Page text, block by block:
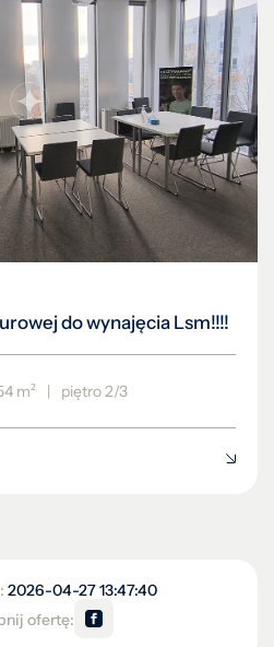
do wynajęcia Lsm!!!!
m² | piętro 2/3
2026-04-27 13:47:40
ofertę: